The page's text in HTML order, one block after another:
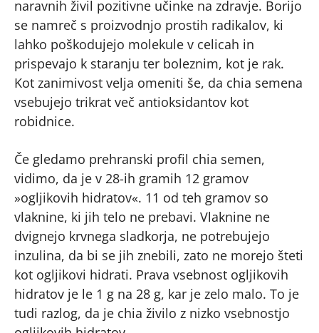
naravnih živil pozitivne učinke na zdravje. Borijo
se namreč s proizvodnjo prostih radikalov, ki
lahko poškodujejo molekule v celicah in
prispevajo k staranju ter boleznim, kot je rak.
Kot zanimivost velja omeniti še, da chia semena
vsebujejo trikrat več antioksidantov kot
robidnice.
Če gledamo prehranski profil chia semen,
vidimo, da je v 28-ih gramih 12 gramov
»ogljikovih hidratov«. 11 od teh gramov so
vlaknine, ki jih telo ne prebavi. Vlaknine ne
dvignejo krvnega sladkorja, ne potrebujejo
inzulina, da bi se jih znebili, zato ne morejo šteti
kot ogljikovi hidrati. Prava vsebnost ogljikovih
hidratov je le 1 g na 28 g, kar je zelo malo. To je
tudi razlog, da je chia živilo z nizko vsebnostjo